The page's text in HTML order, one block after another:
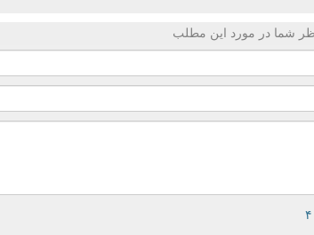
شما در مورد این مطلب